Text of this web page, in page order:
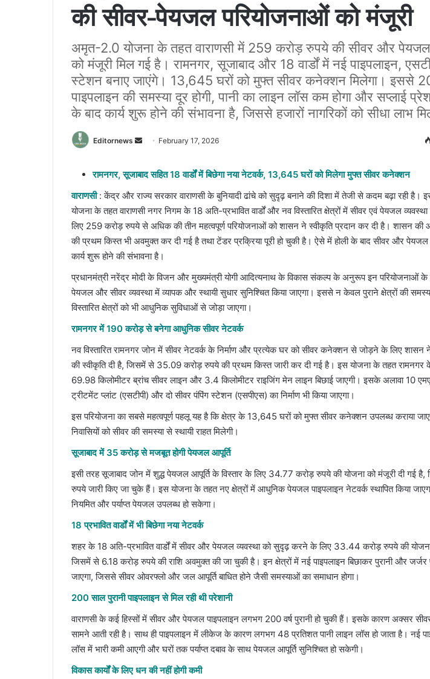
की सीवर-पेयजल परियोजनाओं को मंजूरी
अमृत-2.0 योजना के तहत वाराणसी में 259 करोड़ रुपये की सीवर और पेयजल
को मंजूरी मिल गई है। रामनगर, सूजाबाद और 18 वार्डों में नई पाइपलाइन,
स्टेशन बनाए जाएंगे। 13,645 घरों को मुफ्त सीवर कनेक्शन मिलेगा। इससे
पाइपलाइन की समस्या दूर होगी, पानी का लाइन लॉस कम होगा और सप्लाई
के बाद कार्य शुरू होने की संभावना है, जिससे हजारों नागरिकों को सीधा लाभ
Editornews
Send
email
February 17, 2026
रामनगर, सूजाबाद सहित 18 वार्डों में बिछेगा नया नेटवर्क, 13,645 घरों को मिलेगा मुफ्त सीवर कनेक्शन
वाराणसी : केंद्र और राज्य सरकार वाराणसी के बुनियादी ढांचे को सुदृढ़ बनाने की दिशा में तेजी से कदम बढ़ा रही
योजना के तहत वाराणसी नगर निगम के 18 अति-प्रभावित वार्डों और नव विस्तारित क्षेत्रों में सीवर एवं पेयजल
लिए 259 करोड़ रुपये से अधिक की तीन महत्वपूर्ण परियोजनाओं को शासन ने स्वीकृति प्रदान कर दी है। शासन
की प्रथम किस्त भी अवमुक्त कर दी गई है तथा टेंडर प्रक्रिया पूरी हो चुकी है। ऐसे में होली के बाद सीवर और पेयजल
कार्य शुरू होने की संभावना है।
प्रधानमंत्री नरेंद्र मोदी के विजन और मुख्यमंत्री योगी आदित्यनाथ के विकास संकल्प के अनुरूप इन परियोजनाओं के
पेयजल और सीवर व्यवस्था में व्यापक और स्थायी सुधार सुनिश्चित किया जाएगा। इससे न केवल पुराने क्षेत्रों की
विस्तारित क्षेत्रों को भी आधुनिक सुविधाओं से जोड़ा जाएगा।
रामनगर में 190 करोड़ से बनेगा आधुनिक सीवर नेटवर्क
नव विस्तारित रामनगर जोन में सीवर नेटवर्क के निर्माण और प्रत्येक घर को सीवर कनेक्शन से जोड़ने के लिए
की स्वीकृति दी है, जिसमें से 35.09 करोड़ रुपये की प्रथम किस्त जारी कर दी गई है। इस योजना के तहत रामनगर
69.98 किलोमीटर ब्रांच सीवर लाइन और 3.4 किलोमीटर राइजिंग मेन लाइन बिछाई जाएगी। इसके अलावा 10
ट्रीटमेंट प्लांट (एसटीपी) और दो सीवर पंपिंग स्टेशन (एसपीएस) का निर्माण भी किया जाएगा।
इस परियोजना का सबसे महत्वपूर्ण पहलू यह है कि क्षेत्र के 13,645 घरों को मुफ्त सीवर कनेक्शन उपलब्ध कराया
निवासियों को सीवर की समस्या से स्थायी राहत मिलेगी।
सूजाबाद में 35 करोड़ से मजबूत होगी पेयजल आपूर्ति
इसी तरह सूजाबाद जोन में शुद्ध पेयजल आपूर्ति के विस्तार के लिए 34.77 करोड़ रुपये की योजना को मंजूरी दी गई
रुपये जारी किए जा चुके हैं। इस योजना के तहत नए क्षेत्रों में आधुनिक पेयजल पाइपलाइन नेटवर्क स्थापित किया
नियमित और पर्याप्त पेयजल उपलब्ध हो सकेगा।
18 प्रभावित वार्डों में भी बिछेगा नया नेटवर्क
शहर के 18 अति-प्रभावित वार्डों में सीवर और पेयजल व्यवस्था को सुदृढ़ करने के लिए 33.44 करोड़ रुपये की
जिसमें से 6.18 करोड़ रुपये की राशि अवमुक्त की जा चुकी है। इन क्षेत्रों में नई पाइपलाइन बिछाकर पुरानी और जर्जर
जाएगा, जिससे सीवर ओवरफ्लो और जल आपूर्ति बाधित होने जैसी समस्याओं का समाधान होगा।
200 साल पुरानी पाइपलाइन से मिल रही थी परेशानी
वाराणसी के कई हिस्सों में सीवर और पेयजल पाइपलाइन लगभग 200 वर्ष पुरानी हो चुकी हैं। इसके कारण अक्सर
सामने आती रही है। साथ ही पाइपलाइन में लीकेज के कारण लगभग 48 प्रतिशत पानी लाइन लॉस हो जाता है। नई
लॉस में भारी कमी आएगी और घरों तक पर्याप्त दबाव के साथ पेयजल आपूर्ति सुनिश्चित हो सकेगी।
विकास कार्यों के लिए धन की नहीं होगी कमी